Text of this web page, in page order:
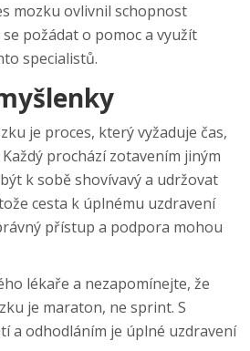
mozku ovlivnil schopnost
požádat o pomoc a využít
specialistů.
je proces, který vyžaduje čas,
prochází zotavením jiným
k sobě shovívavý a udržovat
cesta k úplnému uzdravení
přístup a podpora mohou
lékaře a nezapomínejte, že
je maraton, ne sprint. S
a odhodláním je úplné uzdravení